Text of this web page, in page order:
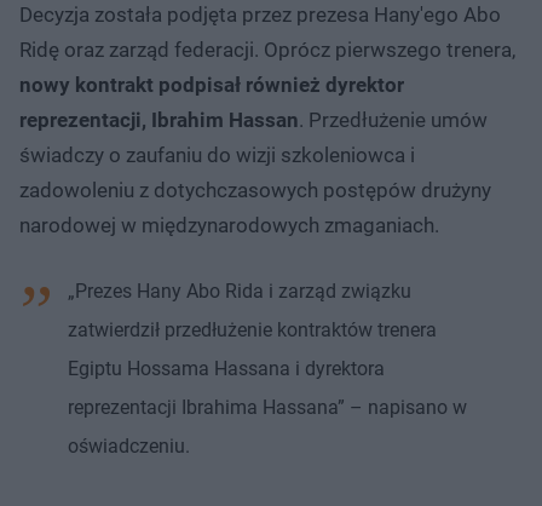
Decyzja została podjęta przez prezesa Hany'ego Abo
Ridę oraz zarząd federacji. Oprócz pierwszego trenera,
nowy kontrakt podpisał również dyrektor
reprezentacji, Ibrahim Hassan. Przedłużenie umów
świadczy o zaufaniu do wizji szkoleniowca i
zadowoleniu z dotychczasowych postępów drużyny
narodowej w międzynarodowych zmaganiach.
„Prezes Hany Abo Rida i zarząd związku
zatwierdził przedłużenie kontraktów trenera
Egiptu Hossama Hassana i dyrektora
reprezentacji Ibrahima Hassana” – napisano w
oświadczeniu.